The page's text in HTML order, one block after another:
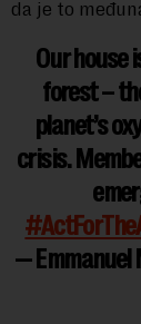
da je to
Our house
forest –
planet’s
crisis.
— Emmanuel